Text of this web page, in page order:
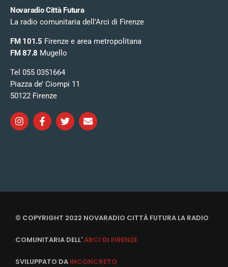
Novaradio Città Futura
La radio comunitaria dell’Arci di Firenze
FM 101.5 Firenze e area metropolitana
FM 87.8 Mugello
Tel 055 0351664
Piazza de’ Ciompi 11
50122 Firenze
© COPYRIGHT 2022 NOVARADIO CITTÀ FUTURA LA RADIO
COMUNITARIA DELL'ARCI DI FIRENZE
SVILUPPATO DA INCONCRETO